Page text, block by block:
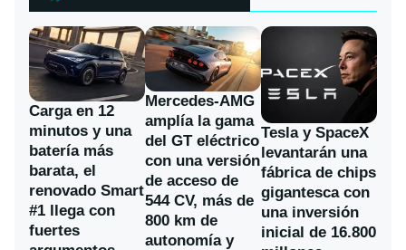
Carga en 12
minutos y una
batería más
barata, el
renovado Smart
#1 llega con
fuertes
Mercedes-AMG
amplía la gama
del GT eléctrico
con una versión
de acceso de
544 CV, más de
800 km de
autonomía y
Tesla y SpaceX
levantarán una
fábrica de chips
gigantesca con
una inversión
inicial de 16.800